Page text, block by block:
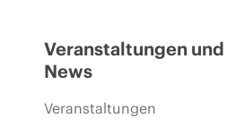
Veranstaltungen und
News
Veranstaltungen